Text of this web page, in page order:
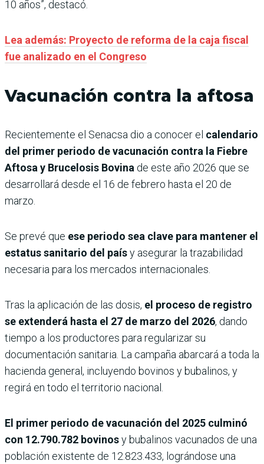
10 años”, destacó.
Lea además: Proyecto de reforma de la caja fiscal
fue analizado en el Congreso
Vacunación contra la aftosa
Recientemente el Senacsa dio a conocer el calendario
del primer periodo de vacunación contra la Fiebre
Aftosa y Brucelosis Bovina de este año 2026 que se
desarrollará desde el 16 de febrero hasta el 20 de
marzo.
Se prevé que ese periodo sea clave para mantener el
estatus sanitario del paísy asegurar la trazabilidad
necesaria para los mercados internacionales.
Tras la aplicación de las dosis, el proceso de registro
se extenderá hasta el 27 de marzo del 2026, dando
tiempo a los productores para regularizar su
documentación sanitaria. La campaña abarcará a toda la
hacienda general, incluyendo bovinos y bubalinos, y
regirá en todo el territorio nacional.
El primer periodo de vacunación del 2025 culminó
con 12.790.782 bovinosy bubalinos vacunados de una
población existente de 12.823.433, lográndose una